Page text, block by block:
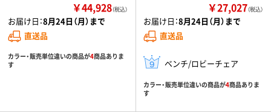
￥44,928（税込）
お届け日：8月24日（月）まで
直送品
カラー・販売単位違いの商品が4商品ありま
す
￥27,027（税込）
お届け日：8月24日（月）まで
直送品
ベンチ/ロビーチェア
カラー・販売単位違いの商品が4商品ありま
す